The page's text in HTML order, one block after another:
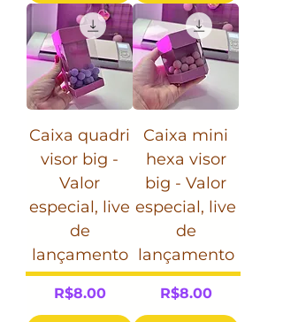
Caixa quadri
visor big -
Valor
especial, live
de
lançamento
Price
R$8.00
Caixa mini
hexa visor
big - Valor
especial, live
de
lançamento
Price
R$8.00